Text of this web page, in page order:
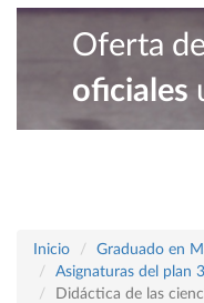
Oferta
oficiales
Inicio
Graduado en
Asignaturas del plan
Didáctica de las